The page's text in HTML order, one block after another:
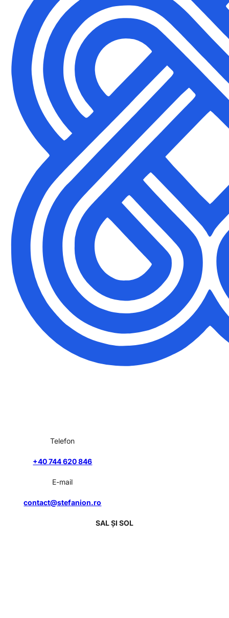
Telefon
+40 744 620 846
E-mail
contact@stefanion.ro
SAL ȘI SOL